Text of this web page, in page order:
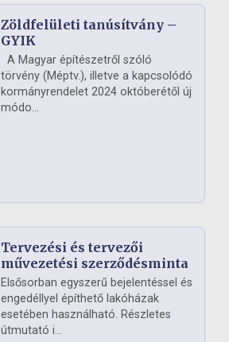
Zöldfelületi tanúsítvány –
GYIK
A Magyar építészetről szóló
törvény (Méptv.), illetve a kapcsolódó
kormányrendelet 2024 októberétől új
módo...
Tervezési és tervezői
művezetési szerződésminta
Elsősorban egyszerű bejelentéssel és
engedéllyel építhető lakóházak
esetében használható. Részletes
útmutató i...